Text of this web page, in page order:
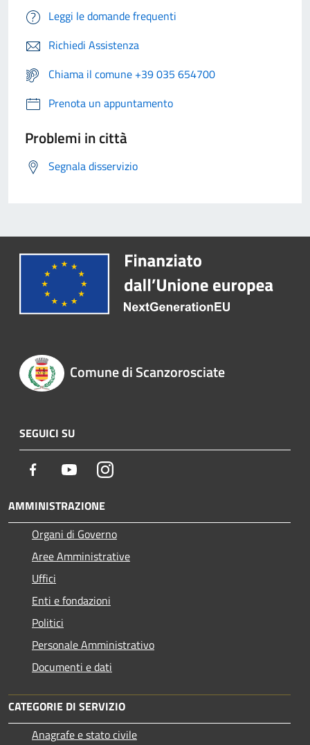
Leggi le domande frequenti
Richiedi Assistenza
Chiama il comune +39 035 654700
Prenota un appuntamento
Problemi in città
Segnala disservizio
Comune di Scanzorosciate
SEGUICI SU
Facebook YoutubeInstagram
AMMINISTRAZIONE
Organi di Governo
Aree Amministrative
Uffici
Enti e fondazioni
Politici
Personale Amministrativo
Documenti e dati
CATEGORIE DI SERVIZIO
Anagrafe e stato civile